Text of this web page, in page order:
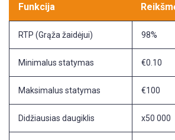
Funkcija
RTP (Grąža žaidėjui) 98%
Minimalus statymas €0.10
Maksimalus statymas €100
Didžiausias daugiklis x50 000